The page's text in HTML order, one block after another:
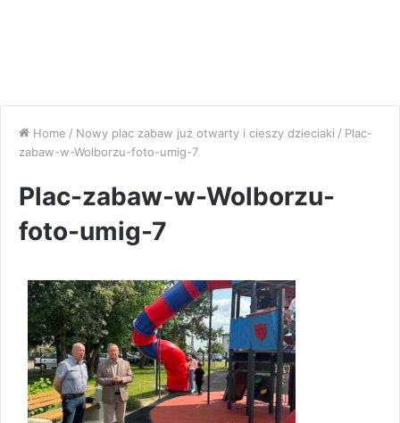
Home / Nowy plac zabaw już otwarty i cieszy dzieciaki / Plac-
zabaw-w-Wolborzu-foto-umig-7
Plac-zabaw-w-Wolborzu-
foto-umig-7